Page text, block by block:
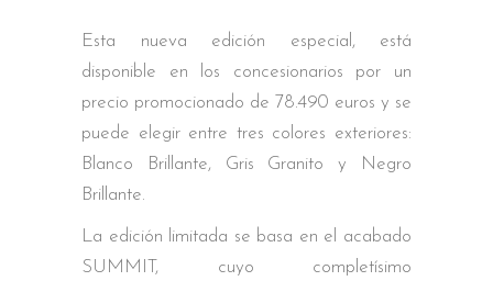
Esta nueva edición especial, está
disponible en los concesionarios por un
precio promocionado de 78.490 euros y se
puede elegir entre tres colores exteriores:
Blanco Brillante, Gris Granito y Negro
Brillante.
La edición limitada se basa en el acabado
SUMMIT, cuyo completísimo